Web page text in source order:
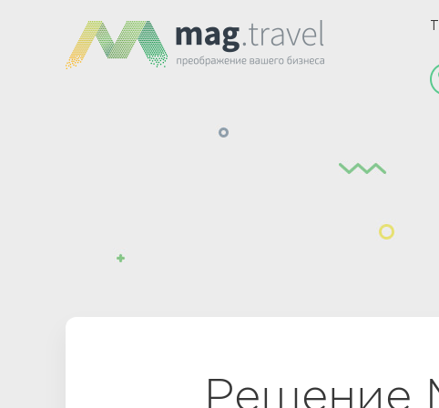
Решение